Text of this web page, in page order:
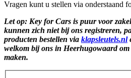
Vragen kunt u stellen via onderstaand
Let op: Key for Cars is puur voor
kunnen zich niet bij ons registreren,
producten bestellen via klapsleutels.nl
welkom bij ons in Heerhugowaard om
maken.